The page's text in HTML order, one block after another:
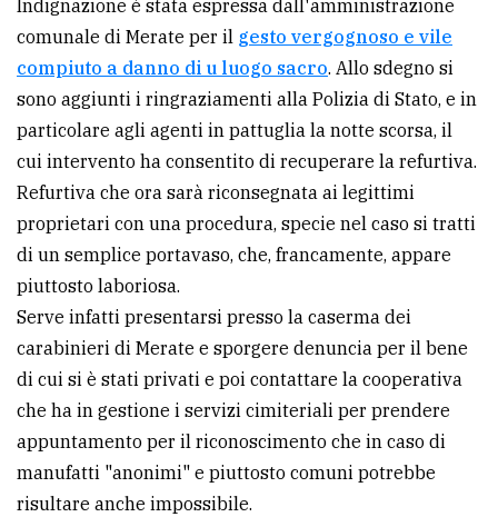
Indignazione è stata espressa dall'amministrazione
comunale di Merate per il gesto vergognoso e vile
compiuto a danno di u luogo sacro. Allo sdegno si
sono aggiunti i ringraziamenti alla Polizia di Stato, e in
particolare agli agenti in pattuglia la notte scorsa, il
cui intervento ha consentito di recuperare la refurtiva.
Refurtiva che ora sarà riconsegnata ai legittimi
proprietari con una procedura, specie nel caso si tratti
di un semplice portavaso, che, francamente, appare
piuttosto laboriosa.
Serve infatti presentarsi presso la caserma dei
carabinieri di Merate e sporgere denuncia per il bene
di cui si è stati privati e poi contattare la cooperativa
che ha in gestione i servizi cimiteriali per prendere
appuntamento per il riconoscimento che in caso di
manufatti "anonimi" e piuttosto comuni potrebbe
risultare anche impossibile.